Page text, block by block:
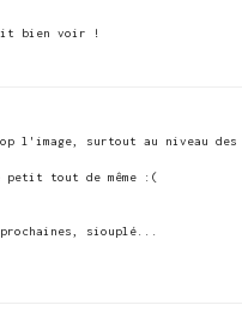
bien voir !
l'image, surtout au niveau
tout de même :(
siouplé...